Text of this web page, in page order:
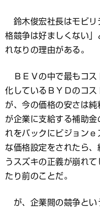
鈴木俊宏社長はモビリ
格競争は好ましくない
れなりの理由がある。
ＢＥＶの中で最もコス
化しているＢＹＤのコ
が、今の価格の安さは
が企業に支給する補助
れをバックにビジョン
な価格設定をされたら
うスズキの正義が崩れ
たり前のことだ。
が、企業間の競争とい